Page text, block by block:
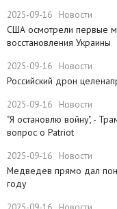
2025-09-16 Новости
США осмотрели первые
восстановления Украины
2025-09-16 Новости
Российский дрон
2025-09-16 Новости
​"Я остановлю войну", -
вопрос о Patriot
2025-09-16 Новости
Медведев прямо дал
году